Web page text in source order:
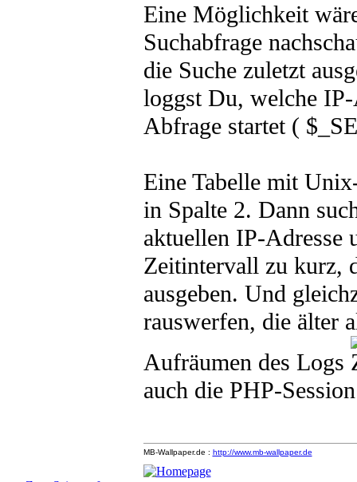
Eine Möglichkeit
Suchabfrage
die Suche zuletzt
loggst Du, welche
Abfrage startet (
Eine Tabelle mit
in Spalte 2. Dann
aktuellen IP-Adresse
Zeitintervall zu kurz,
ausgeben. Und
rauswerfen, die älter
Aufräumen des Logs
auch die PHP-
MB-Wallpaper.de : http://www.mb-wallpaper.de